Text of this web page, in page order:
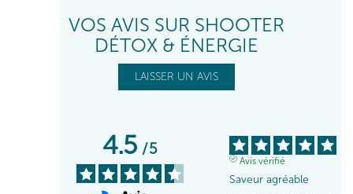
VOS AVIS SUR SHOOTER
DÉTOX & ÉNERGIE
LAISSER UN AVIS
4.5/5
Avis vérifié
Saveur agréable